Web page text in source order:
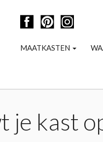
MAATKASTEN
je kast